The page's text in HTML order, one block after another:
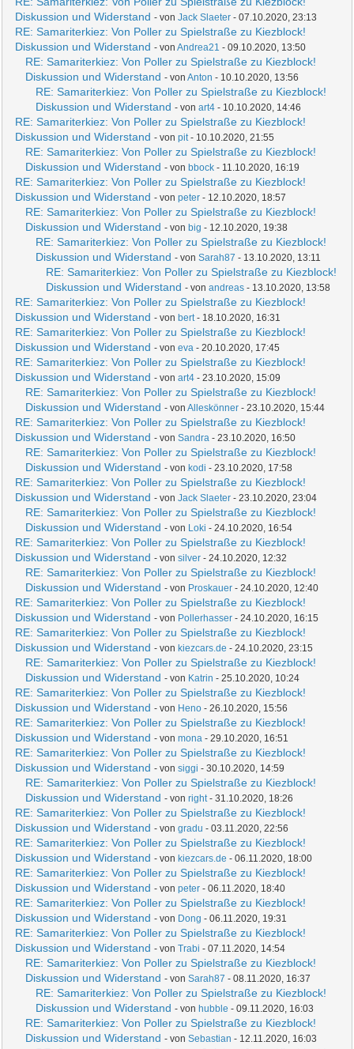
Diskussion und Widerstand - vonJack Slaeter - 07.10.2020, 23:13
RE: Samariterkiez: Von Poller zu Spielstraße zu Kiezblock!
Diskussion und Widerstand - vonAndrea21 - 09.10.2020, 13:50
RE: Samariterkiez: Von Poller zu Spielstraße zu Kiezblock!
Diskussion und Widerstand - vonAnton - 10.10.2020, 13:56
RE: Samariterkiez: Von Poller zu Spielstraße zu Kiezblock!
Diskussion und Widerstand - vonart4 - 10.10.2020, 14:46
RE: Samariterkiez: Von Poller zu Spielstraße zu Kiezblock!
Diskussion und Widerstand - vonpit- 10.10.2020, 21:55
RE: Samariterkiez: Von Poller zu Spielstraße zu Kiezblock!
Diskussion und Widerstand - von bbock - 11.10.2020, 16:19
RE: Samariterkiez: Von Poller zu Spielstraße zu Kiezblock!
Diskussion und Widerstand - vonpeter - 12.10.2020, 18:57
RE: Samariterkiez: Von Poller zu Spielstraße zu Kiezblock!
Diskussion und Widerstand - von big - 12.10.2020, 19:38
RE: Samariterkiez: Von Poller zu Spielstraße zu Kiezblock!
Diskussion und Widerstand - vonSarah87 - 13.10.2020, 13:11
RE: Samariterkiez: Von Poller zu Spielstraße zu Kiezblock!
Diskussion und Widerstand - vonandreas - 13.10.2020, 13:58
RE: Samariterkiez: Von Poller zu Spielstraße zu Kiezblock!
Diskussion und Widerstand - von bert- 18.10.2020, 16:31
RE: Samariterkiez: Von Poller zu Spielstraße zu Kiezblock!
Diskussion und Widerstand - voneva - 20.10.2020, 17:45
RE: Samariterkiez: Von Poller zu Spielstraße zu Kiezblock!
Diskussion und Widerstand - vonart4 - 23.10.2020, 15:09
RE: Samariterkiez: Von Poller zu Spielstraße zu Kiezblock!
Diskussion und Widerstand - vonAlleskönner - 23.10.2020, 15:44
RE: Samariterkiez: Von Poller zu Spielstraße zu Kiezblock!
Diskussion und Widerstand - vonSandra - 23.10.2020, 16:50
RE: Samariterkiez: Von Poller zu Spielstraße zu Kiezblock!
Diskussion und Widerstand - von kodi - 23.10.2020, 17:58
RE: Samariterkiez: Von Poller zu Spielstraße zu Kiezblock!
Diskussion und Widerstand - vonJack Slaeter - 23.10.2020, 23:04
RE: Samariterkiez: Von Poller zu Spielstraße zu Kiezblock!
Diskussion und Widerstand - von Loki - 24.10.2020, 16:54
RE: Samariterkiez: Von Poller zu Spielstraße zu Kiezblock!
Diskussion und Widerstand - vonsilver - 24.10.2020, 12:32
RE: Samariterkiez: Von Poller zu Spielstraße zu Kiezblock!
Diskussion und Widerstand - von Proskauer - 24.10.2020, 12:40
RE: Samariterkiez: Von Poller zu Spielstraße zu Kiezblock!
Diskussion und Widerstand - von Pollerhasser - 24.10.2020, 16:15
RE: Samariterkiez: Von Poller zu Spielstraße zu Kiezblock!
Diskussion und Widerstand - von kiezcars.de - 24.10.2020, 23:15
RE: Samariterkiez: Von Poller zu Spielstraße zu Kiezblock!
Diskussion und Widerstand - von Katrin - 25.10.2020, 10:24
RE: Samariterkiez: Von Poller zu Spielstraße zu Kiezblock!
Diskussion und Widerstand - von Heno - 26.10.2020, 15:56
RE: Samariterkiez: Von Poller zu Spielstraße zu Kiezblock!
Diskussion und Widerstand - vonmona - 29.10.2020, 16:51
RE: Samariterkiez: Von Poller zu Spielstraße zu Kiezblock!
Diskussion und Widerstand - vonsiggi - 30.10.2020, 14:59
RE: Samariterkiez: Von Poller zu Spielstraße zu Kiezblock!
Diskussion und Widerstand - vonright- 31.10.2020, 18:26
RE: Samariterkiez: Von Poller zu Spielstraße zu Kiezblock!
Diskussion und Widerstand - vongradu - 03.11.2020, 22:56
RE: Samariterkiez: Von Poller zu Spielstraße zu Kiezblock!
Diskussion und Widerstand - von kiezcars.de - 06.11.2020, 18:00
RE: Samariterkiez: Von Poller zu Spielstraße zu Kiezblock!
Diskussion und Widerstand - vonpeter - 06.11.2020, 18:40
RE: Samariterkiez: Von Poller zu Spielstraße zu Kiezblock!
Diskussion und Widerstand - von Dong - 06.11.2020, 19:31
RE: Samariterkiez: Von Poller zu Spielstraße zu Kiezblock!
Diskussion und Widerstand - vonTrabi - 07.11.2020, 14:54
RE: Samariterkiez: Von Poller zu Spielstraße zu Kiezblock!
Diskussion und Widerstand - vonSarah87 - 08.11.2020, 16:37
RE: Samariterkiez: Von Poller zu Spielstraße zu Kiezblock!
Diskussion und Widerstand - von hubble - 09.11.2020, 16:03
RE: Samariterkiez: Von Poller zu Spielstraße zu Kiezblock!
Diskussion und Widerstand - vonSebastian - 12.11.2020, 16:03